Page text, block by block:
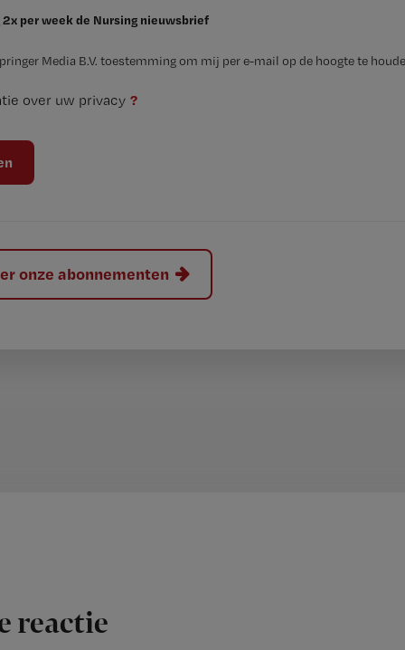
2x per week de Nursing nieuwsbrief
Media B.V. toestemming om mij per e-mail op de hoogte te
over uw privacy ?
onze abonnementen
reactie